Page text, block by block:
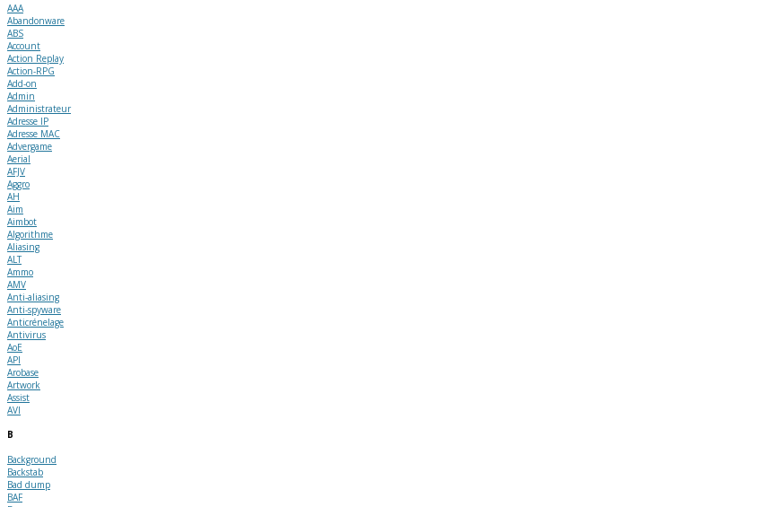
AAA
Abandonware
ABS
Account
Action Replay
Action-RPG
Add-on
Admin
Administrateur
Adresse IP
Adresse MAC
Advergame
Aerial
AFJV
Aggro
AH
Aim
Aimbot
Algorithme
Aliasing
ALT
Ammo
AMV
Anti-aliasing
Anti-spyware
Anticrénelage
Antivirus
AoE
API
Arobase
Artwork
Assist
AVI
B
Background
Backstab
Bad dump
BAF